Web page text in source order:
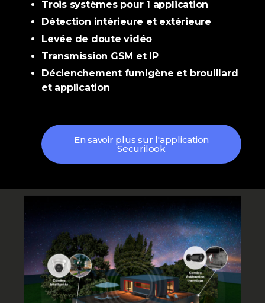
Trois systèmes pour 1 application
Détection intérieure et extérieure
Levée de doute vidéo
Transmission GSM et IP
Déclenchement fumigène et brouillard
et application
En savoir plus sur l'application
Securilook